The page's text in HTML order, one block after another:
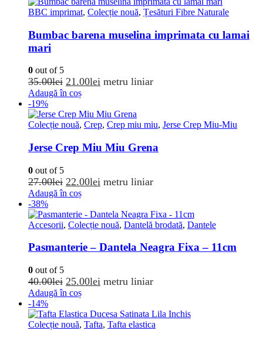
fost:
40.00lei.
36.00lei.
BBC imprimat, Colecție nouă, Țesături Fibre Naturale
Bumbac barena muselina imprimata cu lamai
mari
0 out of 5
35.00lei Prețul
inițial
fost:
35.00lei.
21.00lei Prețul
21.00lei.
metru liniar
Adaugă în coș
-19%
Colecție nouă, Crep, Crep miu miu, Jerse Crep Miu-Miu
Jerse Crep Miu Miu Grena
0 out of 5
27.00lei Prețul
inițial
fost:
27.00lei.
22.00lei Prețul
22.00lei.
metru liniar
Adaugă în coș
-38%
Accesorii, Colecție nouă, Dantelă brodată, Dantele
Pasmanterie – Dantela Neagra Fixa – 11cm
0 out of 5
40.00lei Prețul
inițial
fost:
40.00lei.
25.00lei Prețul
25.00lei.
metru liniar
Adaugă în coș
-14%
Colecție nouă, Tafta, Tafta elastica